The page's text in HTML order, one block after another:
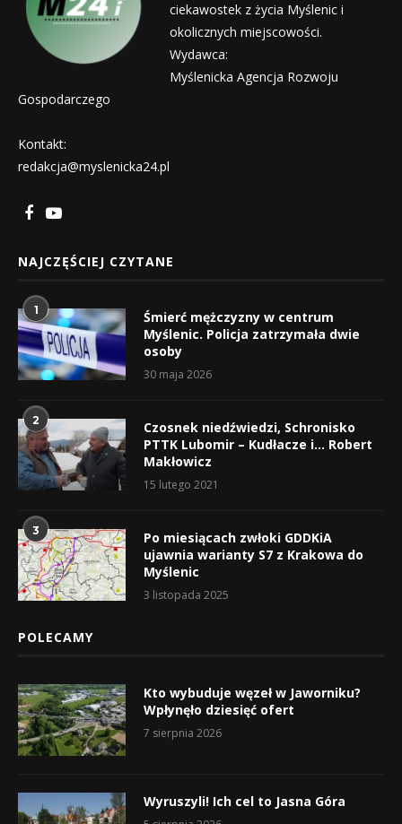
ciekawostek z życia Myślenic i
okolicznych miejscowości.
Wydawca:
Myślenicka Agencja Rozwoju
Gospodarczego
Kontakt:
redakcja@myslenicka24.pl
NAJCZĘŚCIEJ CZYTANE
1
Śmierć mężczyzny w centrum
Myślenic. Policja zatrzymała dwie
osoby
30 maja 2026
2
Czosnek niedźwiedzi, Schronisko
PTTK Lubomir – Kudłacze i… Robert
Makłowicz
15 lutego 2021
3
Po miesiącach zwłoki GDDKiA
ujawnia warianty S7 z Krakowa do
Myślenic
3 listopada 2025
POLECAMY
Kto wybuduje węzeł w Jaworniku?
Wpłynęło dziesięć ofert
7 sierpnia 2026
Wyruszyli! Ich cel to Jasna Góra